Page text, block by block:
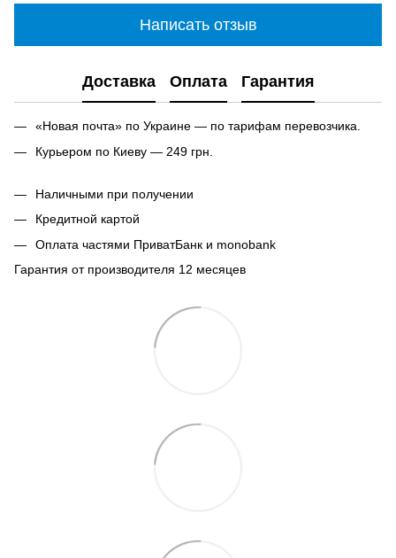
Написать отзыв
Доставка Оплата Гарантия
«Новая почта» по Украине — по тарифам перевозчика.
Курьером по Киеву — 249 грн.
Наличными при получении
Кредитной картой
Оплата частями ПриватБанк и monobank
Гарантия от производителя 12 месяцев